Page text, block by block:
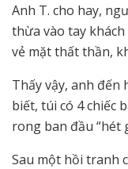
Anh T. cho hay,
thừa vào tay
vẻ mặt thất thần,
Thấy vậy, anh đến
biết, túi có 4 chiếc
rong ban đầu “hét
Sau một hồi tranh